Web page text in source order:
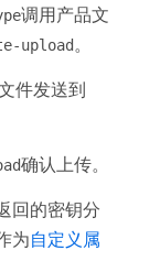
调用产品文
upload。
件发送到
确认上传。
回的密钥分
为自定义属